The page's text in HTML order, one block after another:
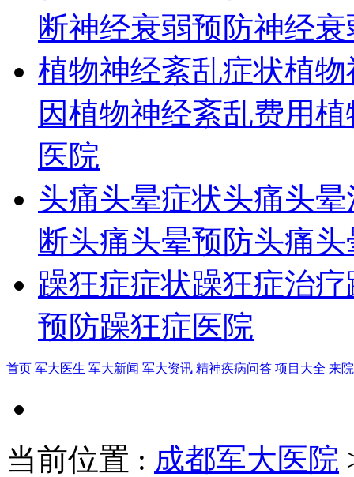
断神经衰弱预防神经
植物神经紊乱症状植物
因植物神经紊乱费用植
医院
头痛头晕症状头痛头
断头痛头晕预防头痛
躁狂症症状躁狂症治疗
预防躁狂症医院
首页 军大医生 军大新闻 军大资讯 精神疾病问答 项目大全 来
当前位置 : 成都军大医院